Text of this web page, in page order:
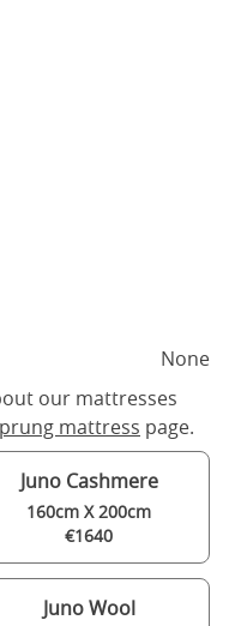
None
our mattresses
mattress page.
Juno Cashmere
160cm X 200cm
€1640
Juno Wool